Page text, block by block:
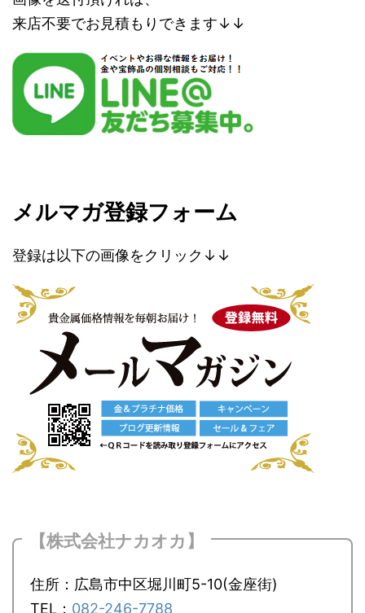
来店不要でお見積もりできます↓↓
メルマガ登録フォーム
登録は以下の画像をクリック↓↓
【株式会社ナカオカ】
住所：広島市中区堀川町5-10(金座街)
TEL： 082-246-7788